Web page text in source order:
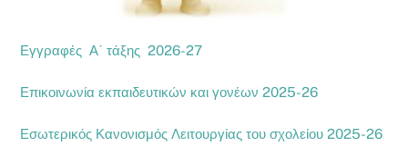
Εγγραφές Α΄ τάξης 2026-27
Επικοινωνία εκπαιδευτικών και γονέων 2025-26
Εσωτερικός Κανονισμός Λειτουργίας του σχολείου 2025-26